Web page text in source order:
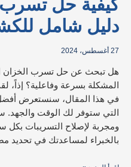
كيفية حل تسرب
دليل شامل
27 أغسطس، 2024
هل تبحث عن حل تسرب
المشكلة بسرعة وفاعلية؟
في هذا المقال، سنستعرض
التي ستوفر لك الوقت
ومجربة لإصلاح التسريبات بكل
بالخبراء لمساعدتك في تحديد